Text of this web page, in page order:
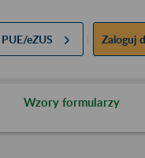
PUE/eZUS Zaloguj
Wzory formularzy